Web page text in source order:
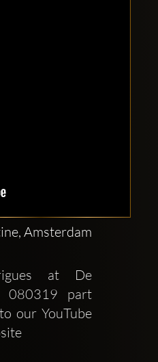
Amsterdam
at De
080319  part
our YouTube